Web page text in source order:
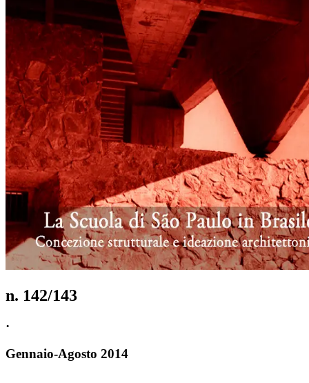
n. 142/143
·
Gennaio-Agosto 2014